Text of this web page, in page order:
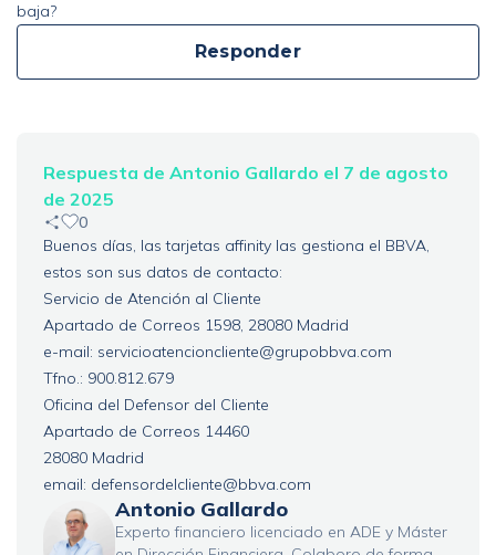
baja?
Responder
Respuesta de Antonio Gallardo el 7 de agosto
de 2025
0
Buenos días, las tarjetas affinity las gestiona el BBVA,
estos son sus datos de contacto:
Servicio de Atención al Cliente
Apartado de Correos 1598, 28080 Madrid
e-mail: servicioatencioncliente@grupobbva.com
Tfno.: 900.812.679
Oficina del Defensor del Cliente
Apartado de Correos 14460
28080 Madrid
email: defensordelcliente@bbva.com
Antonio Gallardo
Experto financiero licenciado en ADE y Máster